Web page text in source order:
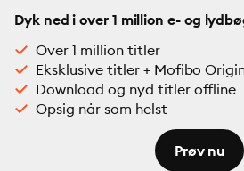
Dyk ned i over 1 million e- og
Over 1 million titler
Eksklusive titler + Mofibo
Download og nyd titler offline
Opsig når som helst
Prøv nu